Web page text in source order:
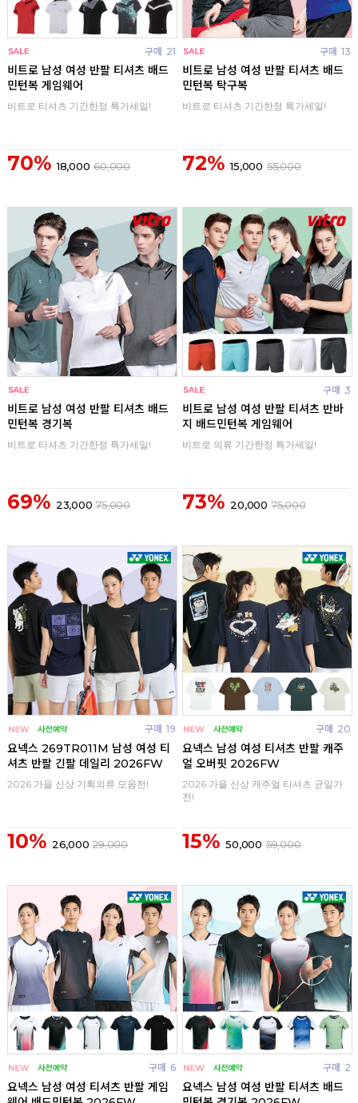
구매 21
비트로 남성 여성 반팔 티셔츠 배드
민턴복 게임웨어
비트로 티셔츠 기간한정 특가세일!
70% 18,000 60,000
구매 13
비트로 남성 여성 반팔 티셔츠 배드
민턴복 탁구복
비트로 티셔츠 기간한정 특가세일!
72% 15,000 55,000
비트로 남성 여성 반팔 티셔츠 배드
민턴복 경기복
비트로 티셔츠 기간한정 특가세일!
69% 23,000 75,000
구매 3
비트로 남성 여성 반팔 티셔츠 반바
지 배드민턴복 게임웨어
비트로 의류 기간한정 특가세일!
73% 20,000 75,000
구매 19
요넥스 269TR011M 남성 여성 티
셔츠 반팔 긴팔 데일리 2026FW
2026 가을 신상 기획의류 모음전!
10% 26,000 29,000
구매 20
요넥스 남성 여성 티셔츠 반팔 캐주
얼 오버핏 2026FW
2026 가을 신상 캐주얼 티셔츠 균일가
전!
15% 50,000 59,000
구매 6
요넥스 남성 여성 티셔츠 반팔 게임
구매 2
요넥스 남성 여성 반팔 티셔츠 배드